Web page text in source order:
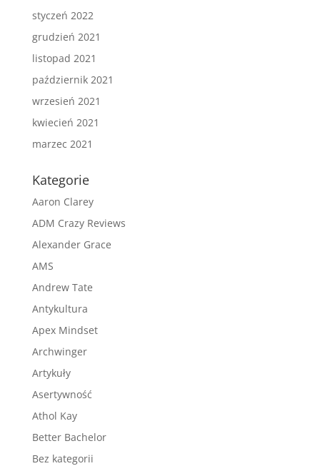
styczeń 2022
grudzień 2021
listopad 2021
październik 2021
wrzesień 2021
kwiecień 2021
marzec 2021
Kategorie
Aaron Clarey
ADM Crazy Reviews
Alexander Grace
AMS
Andrew Tate
Antykultura
Apex Mindset
Archwinger
Artykuły
Asertywność
Athol Kay
Better Bachelor
Bez kategorii